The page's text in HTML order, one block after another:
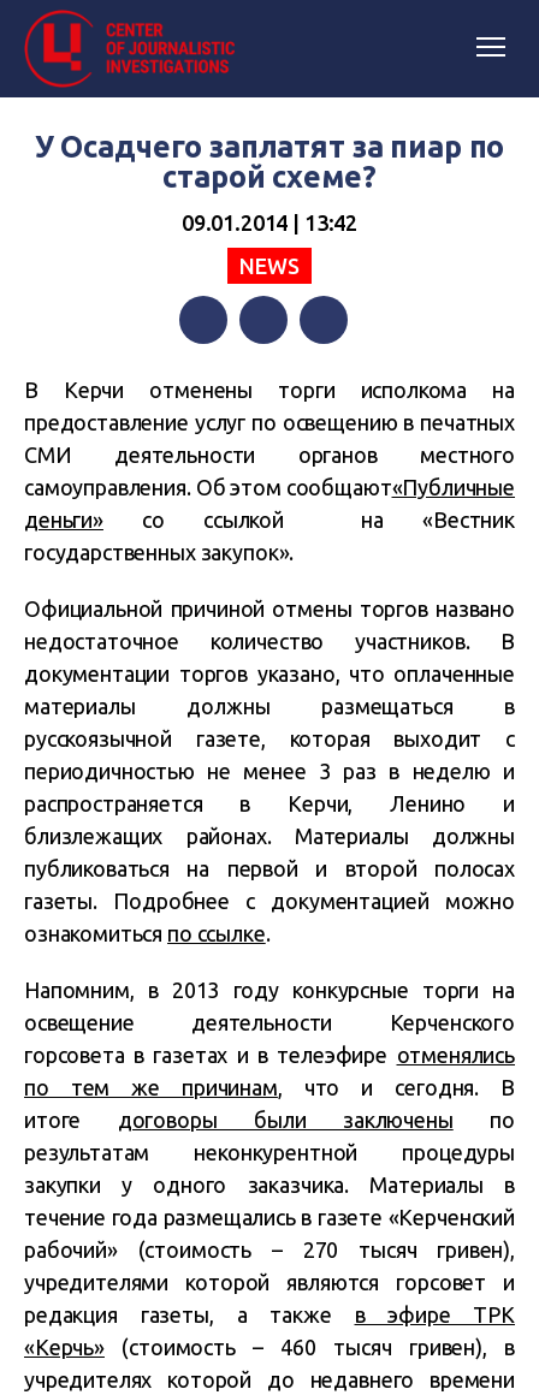
У Осадчего заплатят за пиар по
старой схеме?
09.01.2014 | 13:42
NEWS
В Керчи отменены торги исполкома на
предоставление услуг по освещению в печатных
СМИ деятельности органов местного
самоуправления. Об этом сообщают«Публичные
деньги»со ссылкой на «Вестник
государственных закупок».
Официальной причиной отмены торгов названо
недостаточное количество участников. В
документации торгов указано, что оплаченные
материалы должны размещаться в
русскоязычной газете, которая выходит с
периодичностью не менее 3 раз в неделю и
распространяется в Керчи, Ленино и
близлежащих районах. Материалы должны
публиковаться на первой и второй полосах
газеты. Подробнее с документацией можно
ознакомиться по ссылке.
Напомним, в 2013 году конкурсные торги на
освещение деятельности Керченского
горсовета в газетах и в телеэфире отменялись
по тем же причинам, что и сегодня. В
итоге договоры были заключены по
результатам неконкурентной процедуры
закупки у одного заказчика. Материалы в
течение года размещались в газете «Керченский
рабочий» (стоимость – 270 тысяч гривен),
учредителями которой являются горсовет и
редакция газеты, а также в эфире ТРК
«Керчь»(стоимость – 460 тысяч гривен), в
учредителях которой до недавнего времени